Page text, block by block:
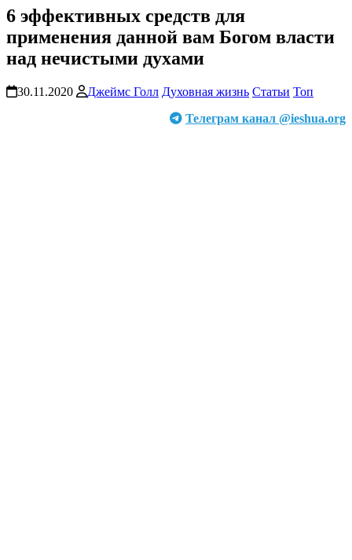
6 эффективных средств для
применения данной вам Богом власти
над нечистыми духами
30.11.2020 Джеймс Голл Духовная жизнь Статьи Топ
Телеграм канал @ieshua.org